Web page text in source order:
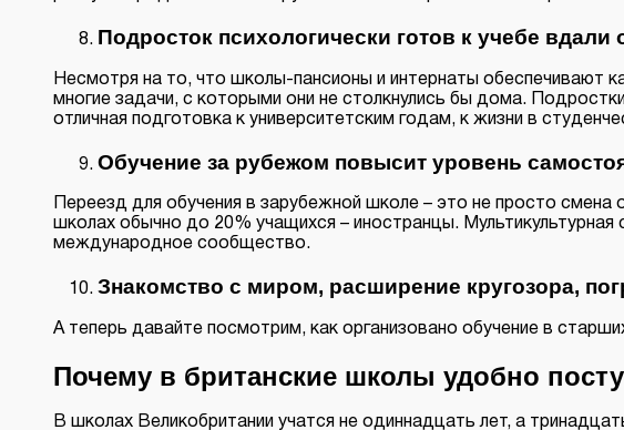
Подросток психологически готов к учебе
Несмотря на то, что школы-пансионы и интернаты обеспечивают
многие задачи, с которыми они не столкнулись бы дома.
отличная подготовка к университетским годам, к жизни в
Обучение за рубежом повысит уровень
Переезд для обучения в зарубежной школе – это не просто
школах обычно до 20% учащихся – иностранцы.
международное сообщество.
Знакомство с миром, расширение кругозора,
А теперь давайте посмотрим, как организовано обучение в
Почему в британские школы удобно
В школах Великобритании учатся не одиннадцать лет, а